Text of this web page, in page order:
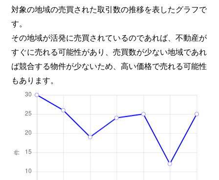
対象の地域の売買された取引数の推移を表したグラフで
す。
その地域が活発に売買されているのであれば、不動産が
すぐに売れる可能性があり、売買数が少ない地域であれ
ば競合する物件が少ないため、高い価格で売れる可能性
もあります。